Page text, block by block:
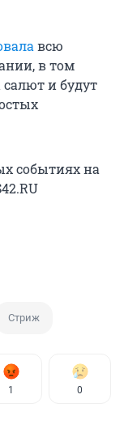
всю
в том
салют и будут
событиях на
Стриж
1 0